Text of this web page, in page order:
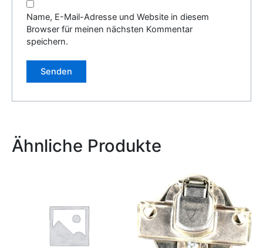
Name, E-Mail-Adresse und Website in diesem
Browser für meinen nächsten Kommentar
speichern.
Ähnliche Produkte